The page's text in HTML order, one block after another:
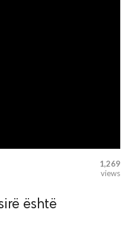
1,269
views
​​është